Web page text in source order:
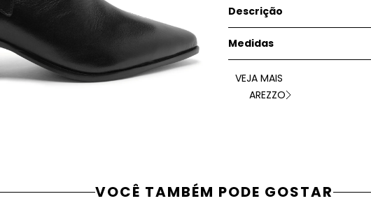
Descrição
Medidas
VEJA MAIS
AREZZO
VOCÊ TAMBÉM PODE GOSTAR